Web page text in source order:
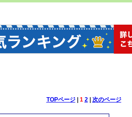
TOPページ| 1 2| 次のページ